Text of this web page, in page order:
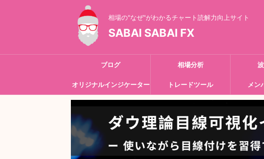
相場の"なぜ"がわかるチャート読解力向上サイト
SABAI SABAI FX
ブログ 相場分析
オリジナルインジケーター トレードツール メン